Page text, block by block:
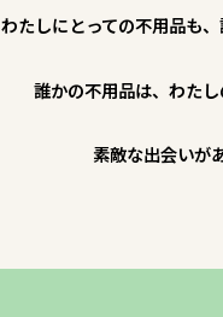
わたしにとっての不用品も
誰かの不用品は、わたし
素敵な出会いが